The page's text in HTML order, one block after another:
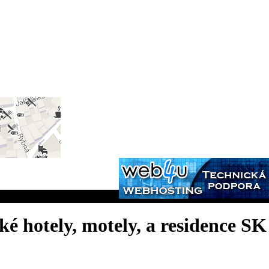
hotely, motely, a residence SK